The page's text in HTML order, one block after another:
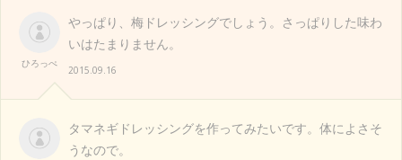
ひろっぺ
やっぱり、梅ドレッシングでしょう。さっぱりした味わ
いはたまりません。
2015.09.16
タマネギドレッシングを作ってみたいです。体によさそ
うなので。